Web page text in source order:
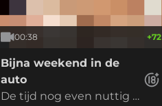
00:38 +72
Bijna weekend in de
auto
De tijd nog even nuttig b